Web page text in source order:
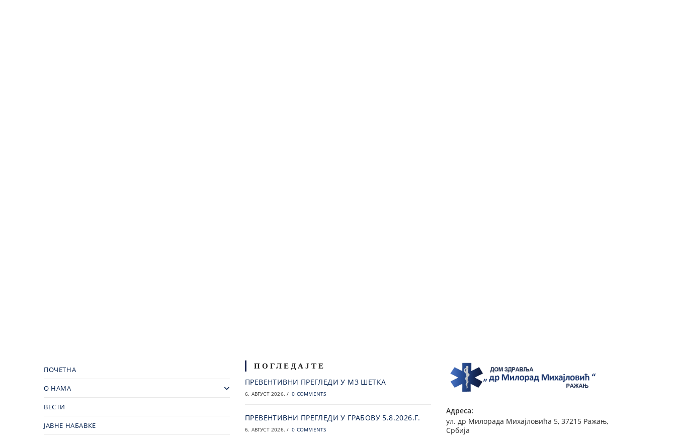
ПОЧЕТНА
О НАМА
ВЕСТИ
ЈАВНЕ НАБАВКЕ
ПОГЛЕДАЈТЕ
ПРЕВЕНТИВНИ ПРЕГЛЕДИ У МЗ ШЕТКА
6. АВГУСТ 2026. / 0 COMMENTS
ПРЕВЕНТИВНИ ПРЕГЛЕДИ У ГРАБОВУ 5.8.2026.Г.
6. АВГУСТ 2026. / 0 COMMENTS
Адреса:
ул. др Милорада Михајловића 5, 37215 Ражањ,
Србија